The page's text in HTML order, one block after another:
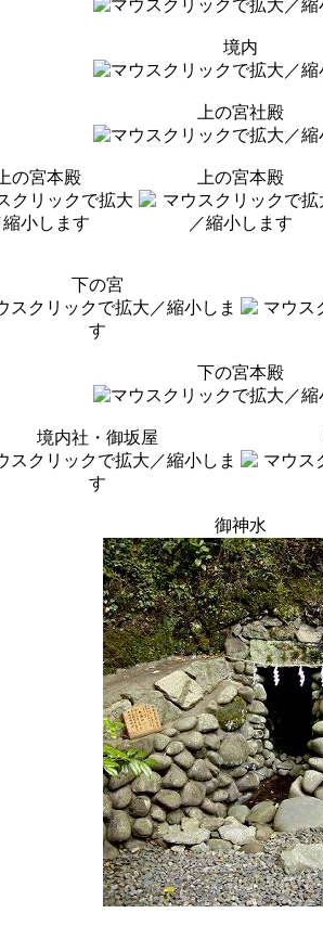
境内
上の宮社殿
上の宮本殿 上の宮本殿
下の宮
下の宮本殿
境内社・御坂屋
御神水